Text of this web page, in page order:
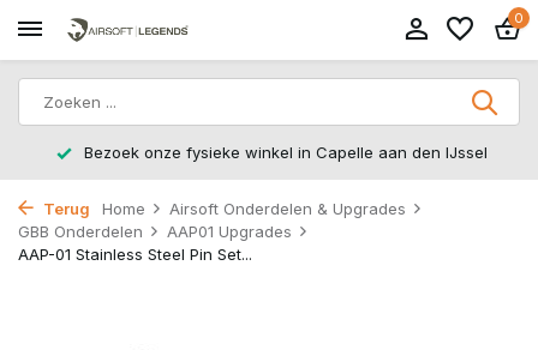
0
Bezoek onze fysieke winkel in Capelle aan den IJssel
Terug Home
Airsoft Onderdelen & Upgrades
GBB Onderdelen
AAP01 Upgrades
AAP-01 Stainless Steel Pin Set...